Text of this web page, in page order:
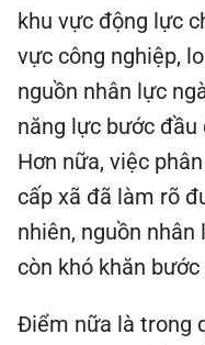
khu vực động lực
vực công nghiệp,
nguồn nhân lực
năng lực bước đầu
Hơn nữa, việc
cấp xã đã làm rõ
nhiên, nguồn
còn khó khăn bước
Điểm nữa là trong